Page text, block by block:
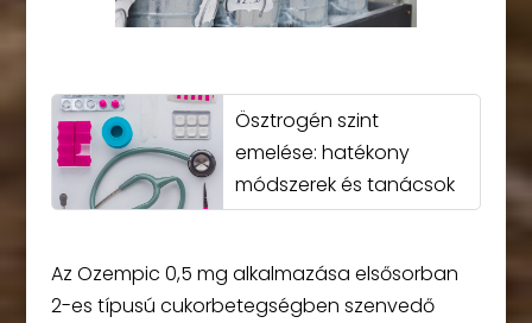
Ösztrogén szint
emelése: hatékony
módszerek és tanácsok
Az Ozempic 0,5 mg alkalmazása elsősorban
2-es típusú cukorbetegségben szenvedő